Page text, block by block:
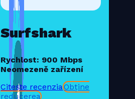
Surfshark
Rychlost: 900 Mbps
Neomezeně zařízení
Citește recenziaObține
reducerea